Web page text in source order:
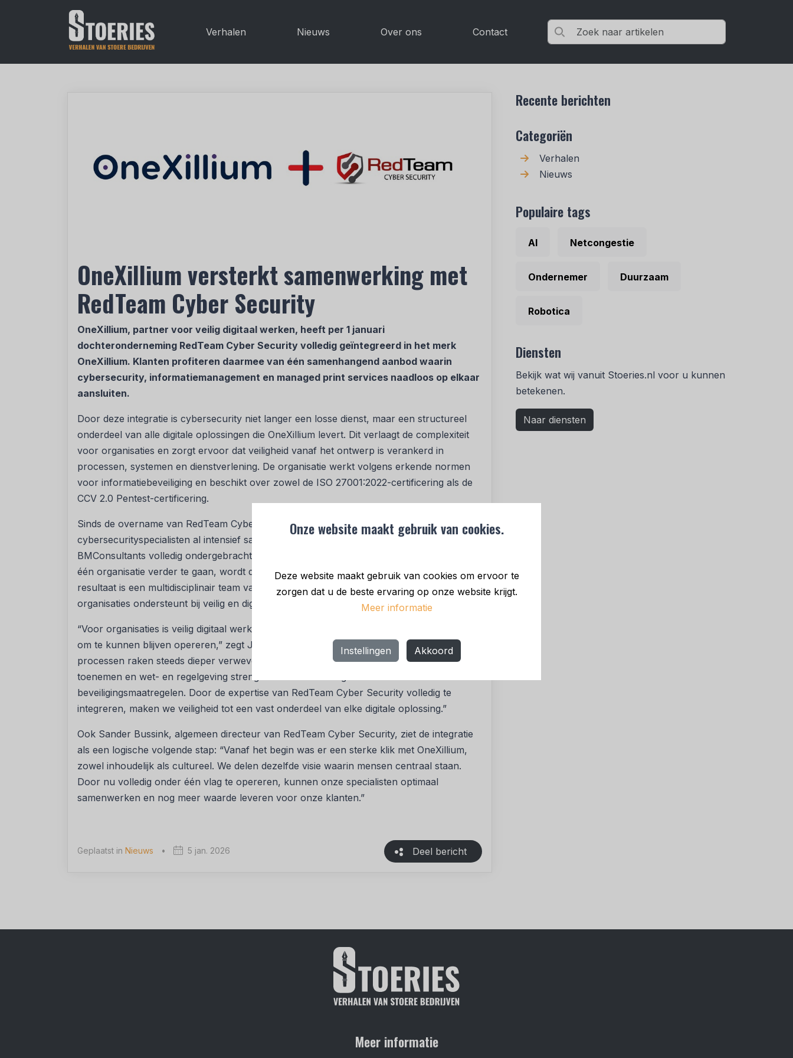
Onze website maakt gebruik van cookies.
Deze website maakt gebruik van cookies om ervoor te
zorgen dat u de beste ervaring op onze website krijgt.
Meer informatie
Instellingen Akkoord
Verhalen Nieuws Over ons Contact
OneXillium versterkt samenwerking met
RedTeam Cyber Security
OneXillium, partner voor veilig digitaal werken, heeft per 1 januari
dochteronderneming RedTeam Cyber Security volledig geïntegreerd in het merk
OneXillium. Klanten profiteren daarmee van één samenhangend aanbod waarin
cybersecurity, informatiemanagement en managed print services naadloos op elkaar
aansluiten.
Door deze integratie is cybersecurity niet langer een losse dienst, maar een structureel
onderdeel van alle digitale oplossingen die OneXillium levert. Dit verlaagt de complexiteit
voor organisaties en zorgt ervoor dat veiligheid vanaf het ontwerp is verankerd in
processen, systemen en dienstverlening. De organisatie werkt volgens erkende normen
voor informatiebeveiliging en beschikt over zowel de ISO 27001:2022-certificering als de
CCV 2.0 Pentest-certificering.
Sinds de overname van RedTeam Cyber Security in maart 2024 werken de
cybersecurityspecialisten al intensief samen met OneXillium. Eerder dit jaar werd ook
BMConsultants volledig ondergebracht in het OneXillium-merk. Met de keuze om nu als
één organisatie verder te gaan, wordt deze samenwerking definitief geconsolideerd. Het
resultaat is een multidisciplinair team van ruim 100 specialisten dat meer dan 3.500
organisaties ondersteunt bij veilig en digitaal werken.
“Voor organisaties is veilig digitaal werken geen keuze meer, maar een randvoorwaarde
om te kunnen blijven opereren,” zegt Jo Van Onsem, CEO van OneXillium. “Digitale
processen raken steeds dieper verweven met de kern van organisaties, terwijl dreigingen
toenemen en wet- en regelgeving strenger wordt. Dat vraagt om meer dan losse
beveiligingsmaatregelen. Door de expertise van RedTeam Cyber Security volledig te
integreren, maken we veiligheid tot een vast onderdeel van elke digitale oplossing.”
Ook Sander Bussink, algemeen directeur van RedTeam Cyber Security, ziet de integratie
als een logische volgende stap: “Vanaf het begin was er een sterke klik met OneXillium,
zowel inhoudelijk als cultureel. We delen dezelfde visie waarin mensen centraal staan.
Door nu volledig onder één vlag te opereren, kunnen onze specialisten optimaal
samenwerken en nog meer waarde leveren voor onze klanten.”
Geplaatst in Nieuws • 5 jan. 2026 Deel bericht
Recente berichten
Categoriën
Verhalen
Nieuws
Populaire tags
AI Netcongestie
Ondernemer Duurzaam
Robotica
Diensten
Bekijk wat wij vanuit Stoeries.nl voor u kunnen
betekenen.
Naar diensten
Meer informatie